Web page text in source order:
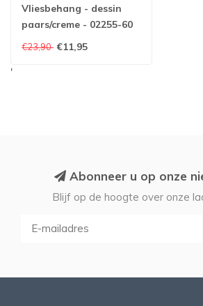
Vliesbehang - dessin
paars/creme - 02255-60
€23,90 €11,95
'
Abonneer u op onze
Blijf op de hoogte over onze